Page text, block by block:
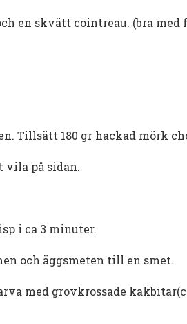
en skvätt cointreau. (bra
Tillsätt 180 gr hackad mörk
vila på sidan.
i ca 3 minuter.
och äggsmeten till en smet.
med grovkrossade